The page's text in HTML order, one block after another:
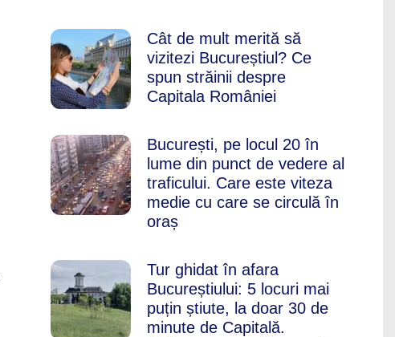
Cât de mult merită să
vizitezi Bucureștiul? Ce
spun străinii despre
Capitala României
București, pe locul 20 în
lume din punct de vedere al
traficului. Care este viteza
medie cu care se circulă în
oraș
Tur ghidat în afara
Bucureștiului: 5 locuri mai
puțin știute, la doar 30 de
minute de Capitală.